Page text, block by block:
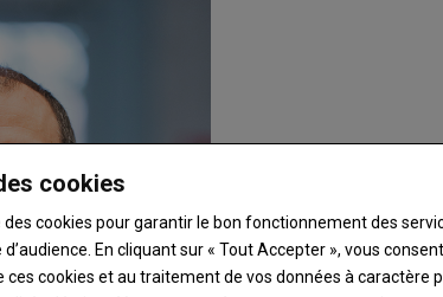
cookies
des cookies pour garantir le bon fonctionnement des
En cliquant sur « Tout Accepter », vous
ces cookies et au traitement de vos données à caractère